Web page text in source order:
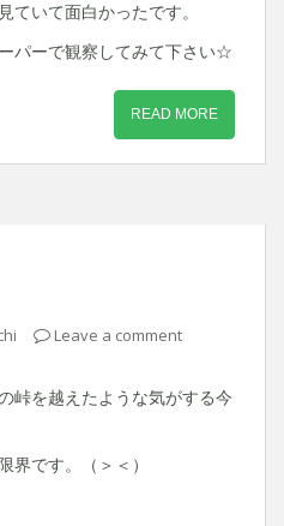
ていて面白かったです。
パーで観察してみて下さい☆
READ MORE
Leave a comment
峠を越えたような気がする今
界です。（＞＜）